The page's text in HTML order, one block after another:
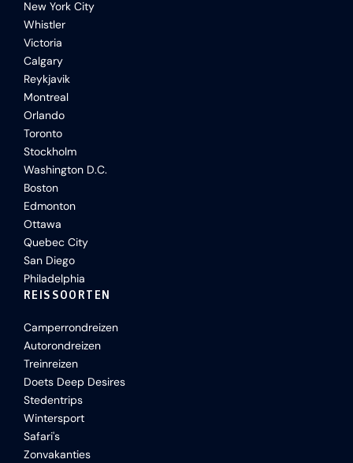
New York City
Whistler
Victoria
Calgary
Reykjavik
Montreal
Orlando
Toronto
Stockholm
Washington D.C.
Boston
Edmonton
Ottawa
Quebec City
San Diego
Philadelphia
REISSOORTEN
Camperrondreizen
Autorondreizen
Treinreizen
Doets Deep Desires
Stedentrips
Wintersport
Safari's
Zonvakanties